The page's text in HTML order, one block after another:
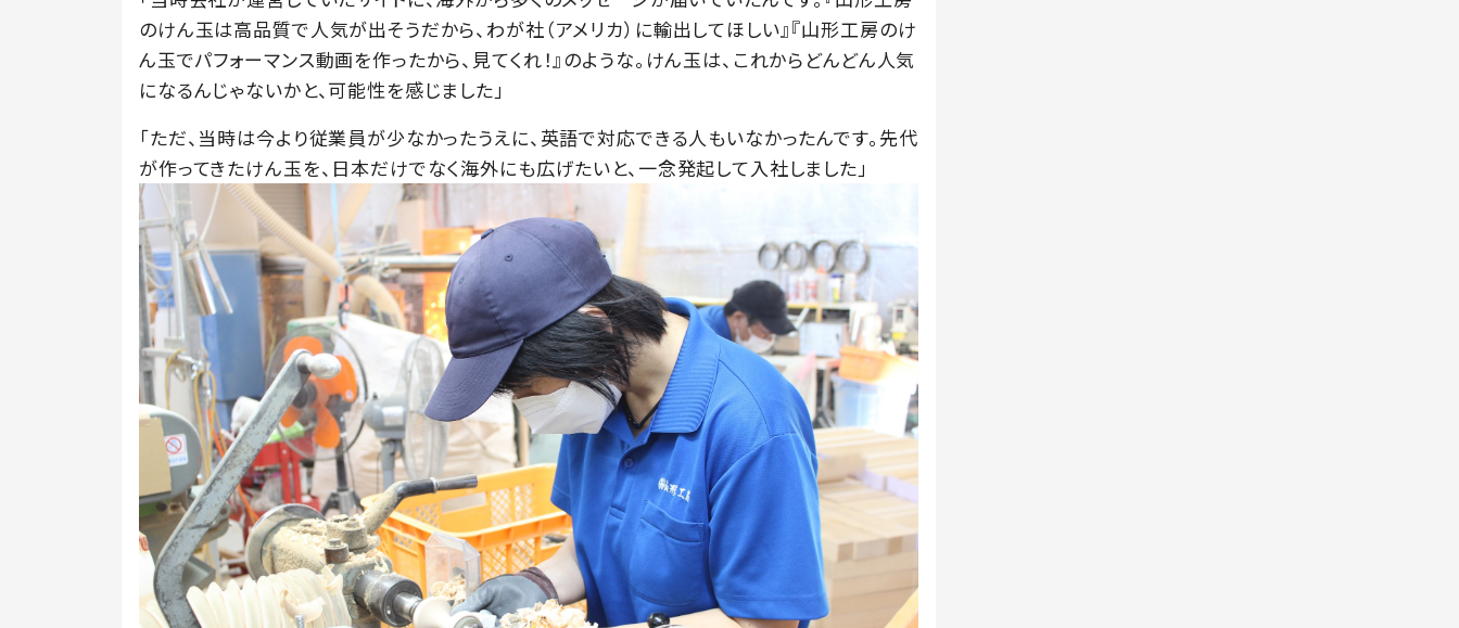
のけん玉は高品質で人気が出そうだから、わが社（アメリカ）に輸出してほしい』『山形工房のけ
ん玉でパフォーマンス動画を作ったから、見てくれ！』のような。けん玉は、これからどんどん人気
になるんじゃないかと、可能性を感じました」
「ただ、当時は今より従業員が少なかったうえに、英語で対応できる人もいなかったんです。先代
が作ってきたけん玉を、日本だけでなく海外にも広げたいと、一念発起して入社しました」